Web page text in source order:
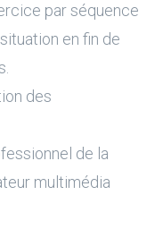
par séquence
en fin de
des
de la
multimédia